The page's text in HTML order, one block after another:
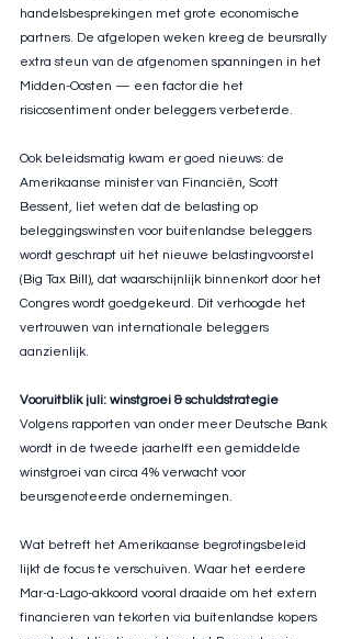
handelsbesprekingen met grote economische
partners. De afgelopen weken kreeg de beursrally
extra steun van de afgenomen spanningen in het
Midden-Oosten — een factor die het
risicosentiment onder beleggers verbeterde.
Ook beleidsmatig kwam er goed nieuws: de
Amerikaanse minister van Financiën, Scott
Bessent, liet weten dat de belasting op
beleggingswinsten voor buitenlandse beleggers
wordt geschrapt uit het nieuwe belastingvoorstel
(Big Tax Bill), dat waarschijnlijk binnenkort door het
Congres wordt goedgekeurd. Dit verhoogde het
vertrouwen van internationale beleggers
aanzienlijk.
Vooruitblik juli: winstgroei & schuldstrategie
Volgens rapporten van onder meer Deutsche Bank
wordt in de tweede jaarhelft een gemiddelde
winstgroei van circa 4% verwacht voor
beursgenoteerde ondernemingen.
Wat betreft het Amerikaanse begrotingsbeleid
lijkt de focus te verschuiven. Waar het eerdere
Mar-a-Lago-akkoord vooral draaide om het extern
financieren van tekorten via buitenlandse kopers